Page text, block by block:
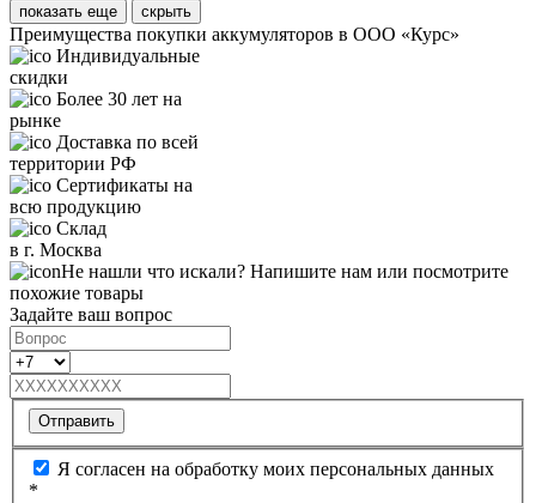
показать еще скрыть
Преимущества покупки аккумуляторов в ООО «Курс»
Индивидуальные
скидки
Более 30 лет на
рынке
Доставка по всей
территории РФ
Сертификаты на
всю продукцию
Склад
в г. Москва
Не нашли что искали? Напишите нам или посмотрите
похожие товары
Задайте ваш вопрос
Отправить
Я согласен на обработку моих персональных данных
*